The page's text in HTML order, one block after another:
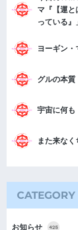
マ『【運
っている』
ヨーギン・
グルの本質
宇宙に何も
また来なく
CATEGORY
お知らせ 425